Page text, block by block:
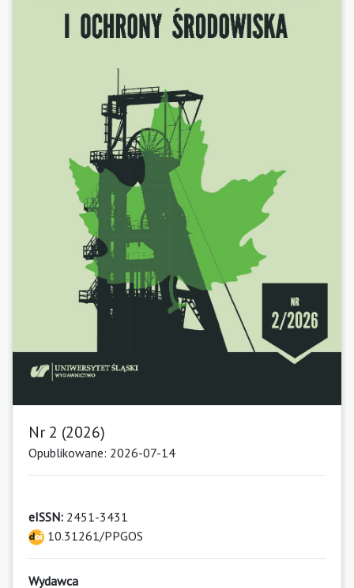
Nr 2 (2026)
Opublikowane: 2026-07-14
eISSN: 2451-3431
10.31261/PPGOS
Wydawca